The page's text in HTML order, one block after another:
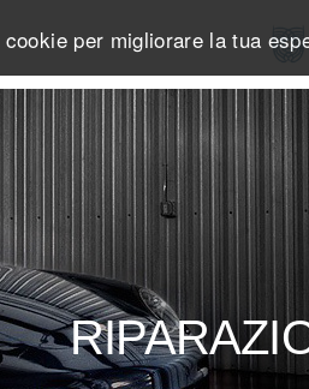
per migliorare la tua